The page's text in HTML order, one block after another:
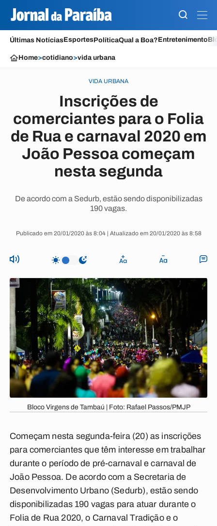
Últimas NotíciasEsportesPolíticaQual a Boa?Entretenimento
Home>cotidiano>vida urbana
VIDA URBANA
Inscrições de
comerciantes para o Folia
de Rua e carnaval 2020 em
João Pessoa começam
nesta segunda
De acordo com a Sedurb, estão sendo disponibilizadas
190 vagas.
Publicado em 20/01/2020 às 8:04 | Atualizado em 20/01/2020 às 8:58
Bloco Virgens de Tambaú | Foto: Rafael Passos/PMJP
Começam nesta segunda-feira (20) as inscrições
para comerciantes que têm interesse em trabalhar
durante o período de pré-carnaval e carnaval de
João Pessoa. De acordo com a Secretaria de
Desenvolvimento Urbano (Sedurb), estão sendo
disponibilizadas 190 vagas para atuar durante o
Folia de Rua 2020, o Carnaval Tradição e o